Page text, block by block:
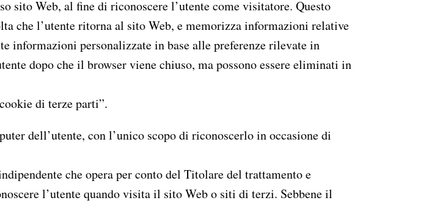
sito Web, al fine di riconoscere l’utente come visitatore. Questo
che l’utente ritorna al sito Web, e memorizza informazioni relative
informazioni personalizzate in base alle preferenze rilevate in
dopo che il browser viene chiuso, ma possono essere eliminati in
di terze parti”.
dell’utente, con l’unico scopo di riconoscerlo in occasione di
che opera per conto del Titolare del trattamento e
l’utente quando visita il sito Web o siti di terzi. Sebbene il